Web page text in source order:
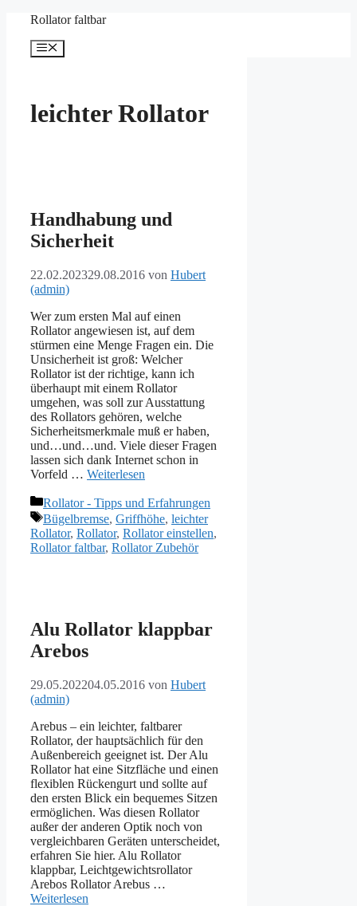
springen
Rollator faltbar
Menü
leichter Rollator
Handhabung und
Sicherheit
22.02.202329.08.2016 von Hubert
(admin)
Wer zum ersten Mal auf einen
Rollator angewiesen ist, auf dem
stürmen eine Menge Fragen ein. Die
Unsicherheit ist groß: Welcher
Rollator ist der richtige, kann ich
überhaupt mit einem Rollator
umgehen, was soll zur Ausstattung
des Rollators gehören, welche
Sicherheitsmerkmale muß er haben,
und…und…und. Viele dieser Fragen
lassen sich dank Internet schon in
Vorfeld … Weiterlesen
Kategorien
Rollator - Tipps und Erfahrungen
Schlagwörter
Bügelbremse, Griffhöhe, leichter
Rollator, Rollator, Rollator einstellen,
Rollator faltbar, Rollator Zubehör
Alu Rollator klappbar
Arebos
29.05.202204.05.2016 von Hubert
(admin)
Arebus – ein leichter, faltbarer
Rollator, der hauptsächlich für den
Außenbereich geeignet ist. Der Alu
Rollator hat eine Sitzfläche und einen
flexiblen Rückengurt und sollte auf
den ersten Blick ein bequemes Sitzen
ermöglichen. Was diesen Rollator
außer der anderen Optik noch von
vergleichbaren Geräten unterscheidet,
erfahren Sie hier. Alu Rollator
klappbar, Leichtgewichtsrollator
Arebos Rollator Arebus …
Weiterlesen